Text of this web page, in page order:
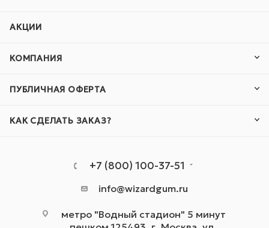
АКЦИИ
КОМПАНИЯ
ПУБЛИЧНАЯ ОФЕРТА
КАК СДЕЛАТЬ ЗАКАЗ?
+7 (800) 100-37-51
info@wizardgum.ru
метро "Водный стадион" 5 минут